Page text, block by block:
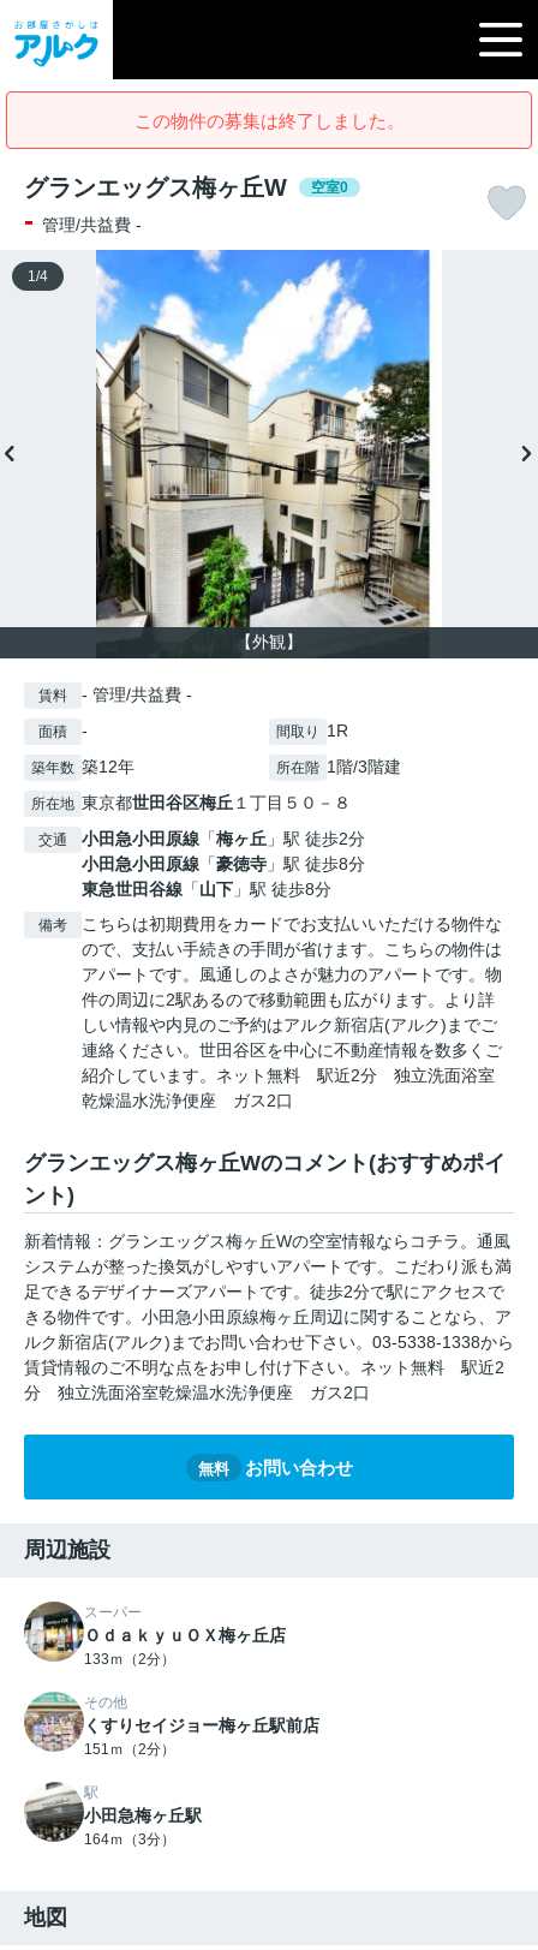
この物件の募集は終了しました。
グランエッグス梅ヶ丘W 空室0
- 管理/共益費 -
【外観】
1 /4
賃料 - 管理/共益費 -
面積 - 間取り 1R
築年数 築12年 所在階 1階/3階建
所在地 東京都世田谷区梅丘 １丁目５０－８
交通 小田急小田原線 「梅ヶ丘 」駅 徒歩2分
小田急小田原線 「豪徳寺 」駅 徒歩8分
東急世田谷線 「山下 」駅 徒歩8分
備考
こちらは初期費用をカードでお支払いいただける物件な
ので、支払い手続きの手間が省けます。こちらの物件は
アパートです。風通しのよさが魅力のアパートです。物
件の周辺に2駅あるので移動範囲も広がります。より詳
しい情報や内見のご予約はアルク新宿店(アルク)までご
連絡ください。世田谷区を中心に不動産情報を数多くご
紹介しています。ネット無料 駅近2分 独立洗面浴室
乾燥温水洗浄便座 ガス2口
グランエッグス梅ヶ丘Wのコメント(おすすめポイ
ント)
新着情報：グランエッグス梅ヶ丘Wの空室情報ならコチラ。通風
システムが整った換気がしやすいアパートです。こだわり派も満
足できるデザイナーズアパートです。徒歩2分で駅にアクセスで
きる物件です。小田急小田原線梅ヶ丘周辺に関することなら、ア
ルク新宿店(アルク)までお問い合わせ下さい。03-5338-1338から
賃貸情報のご不明な点をお申し付け下さい。ネット無料 駅近2
分 独立洗面浴室乾燥温水洗浄便座 ガス2口
無料 お問い合わせ
周辺施設
スーパー
ＯｄａｋｙｕＯＸ梅ヶ丘店
133ｍ（2分）
その他
くすりセイジョー梅ヶ丘駅前店
151ｍ（2分）
駅
小田急梅ヶ丘駅
164ｍ（3分）
地図